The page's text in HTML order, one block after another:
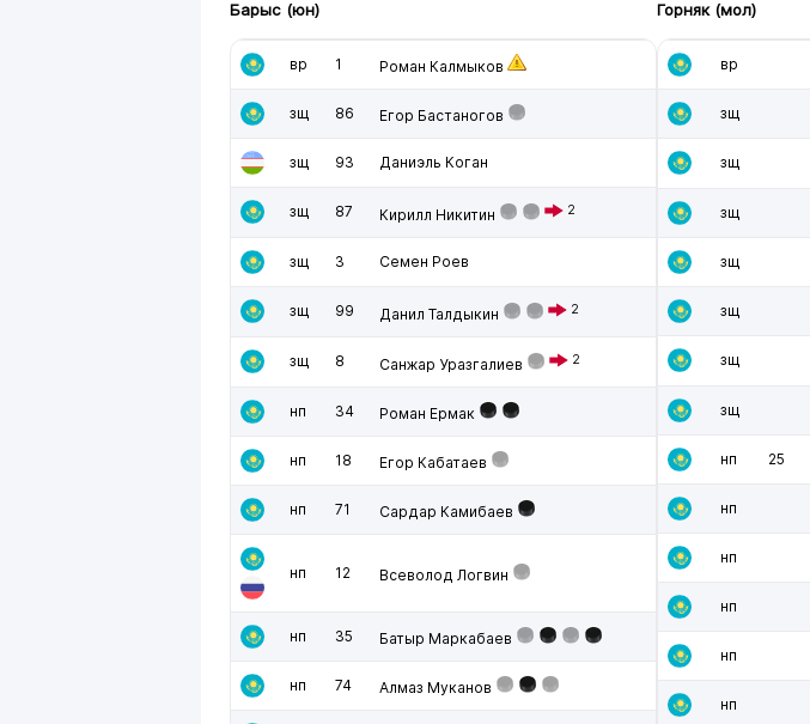
Барыс (юн)
вр 1 Роман Калмыков
зщ 86 Егор Бастаногов
зщ 93 Даниэль Коган
зщ 87 Кирилл Никитин 2
зщ 3 Семен Роев
зщ 99 Данил Талдыкин 2
зщ 8 Санжар Уразгалиев 2
нп 34 Роман Ермак
нп 18 Егор Кабатаев
нп 71 Сардар Камибаев
нп 12 Всеволод Логвин
нп 35 Батыр Маркабаев
нп 74 Алмаз Муканов
Горняк (мол)
вр
зщ
зщ
зщ
зщ
зщ
зщ
зщ
нп 25
нп
нп
нп
нп
нп